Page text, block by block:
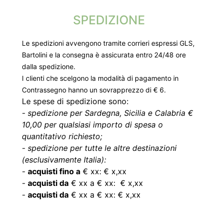
SPEDIZIONE
Le spedizioni avvengono tramite corrieri espressi GLS,
Bartolini e la consegna è assicurata entro 24/48 ore
dalla spedizione.
I clienti che scelgono la modalità di pagamento in
Contrassegno hanno un sovrapprezzo di € 6.
Le spese di spedizione sono:
- spedizione per Sardegna, Sicilia e Calabria €
10,00 per qualsiasi importo di spesa o
quantitativo richiesto;
- spedizione per tutte le altre destinazioni
(esclusivamente Italia):
- acquisti fino a € xx: € x,xx
- acquisti da € xx a € xx: € x,xx
- acquisti da € xx a € xx: € x,xx